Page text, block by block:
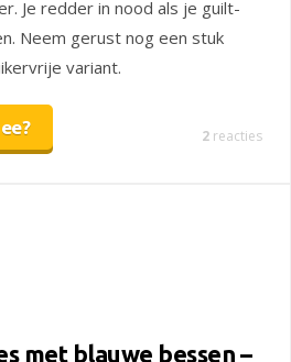
Je redder in nood als je guilt-
Neem gerust nog een stuk
variant.
2 reacties
met blauwe bessen –